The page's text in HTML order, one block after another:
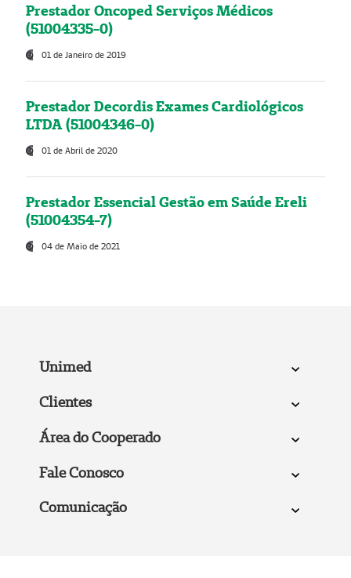
Prestador Oncoped Serviços Médicos
(51004335-0)
01 de Janeiro de 2019
Prestador Decordis Exames Cardiológicos
LTDA (51004346-0)
01 de Abril de 2020
Prestador Essencial Gestão em Saúde Ereli
(51004354-7)
04 de Maio de 2021
Unimed
Clientes
Área do Cooperado
Fale Conosco
Comunicação